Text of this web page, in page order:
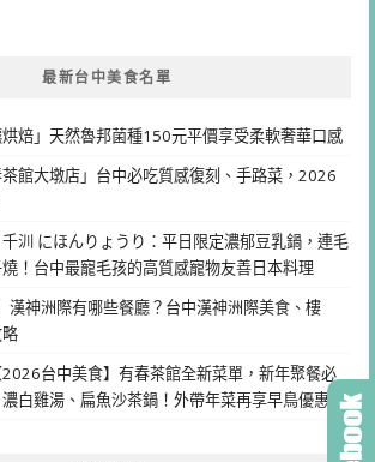
最新台中美食名單
焙」天然魯邦菌種150元平價享受柔軟奢華口感
館大墩店」台中必吃質感復刻、手路菜，2026
汌 にほんりょうり：平日限定濃郁豆乳鍋，連毛
！台中最寵毛孩的高質感寵物友善日本料理
漢神洲際有哪些餐廳？台中漢神洲際美食、樓
台中美食】有春茶館全新菜單，新年聚餐必
白雞湯、扁魚沙茶鍋！外帶年菜再享早鳥優惠